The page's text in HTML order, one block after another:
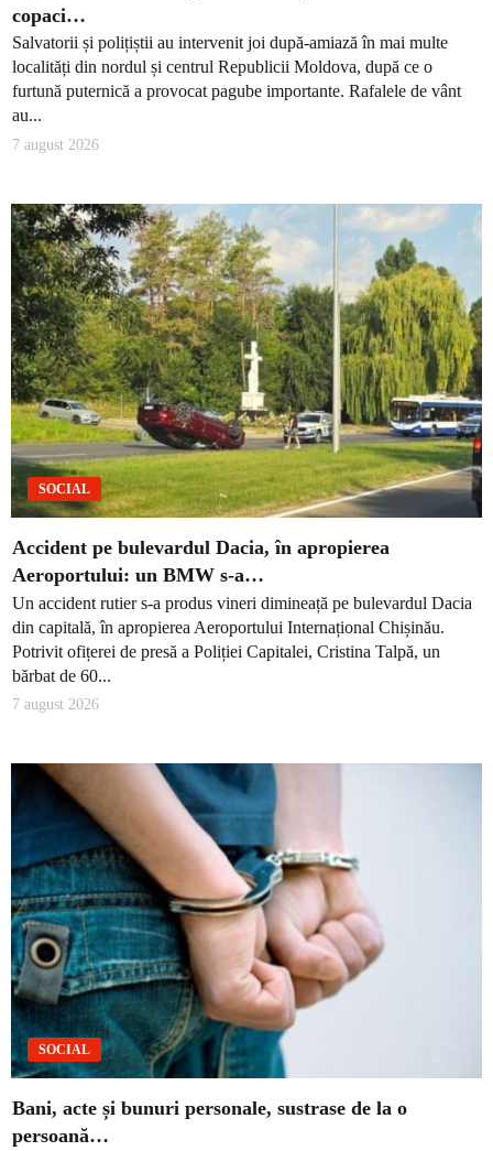
copaci…
Salvatorii și polițiștii au intervenit joi după-amiază în mai multe
localități din nordul și centrul Republicii Moldova, după ce o
furtună puternică a provocat pagube importante. Rafalele de vânt
au...
7 august 2026
SOCIAL
Accident pe bulevardul Dacia, în apropierea
Aeroportului: un BMW s-a…
Un accident rutier s-a produs vineri dimineață pe bulevardul Dacia
din capitală, în apropierea Aeroportului Internațional Chișinău.
Potrivit ofițerei de presă a Poliției Capitalei, Cristina Talpă, un
bărbat de 60...
7 august 2026
SOCIAL
Bani, acte și bunuri personale, sustrase de la o
persoană…